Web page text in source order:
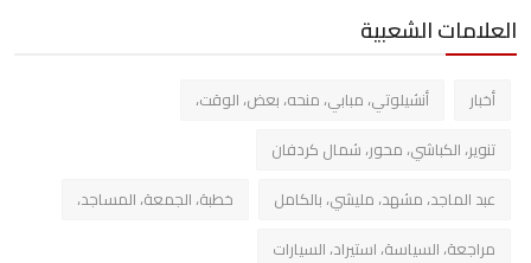
العلامات الشعبية
أخبار
أنشيلوتي، مبابي، منحه، بعض، الوقت،
تنوير، الكباشي، محور، شمال كردفان
عبد الماجد، مشهد، مليشي، بالكامل
خطبة، الجمعة، المساجد،
مراجعة، السياسة، استيراد، السيارات